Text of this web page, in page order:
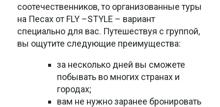
соотечественников, то организованные туры
на Песах от FLY –STYLE – вариант
специально для вас. Путешествуя с группой,
вы ощутите следующие преимущества:
за несколько дней вы сможете
побывать во многих странах и
городах;
вам не нужно заранее бронировать